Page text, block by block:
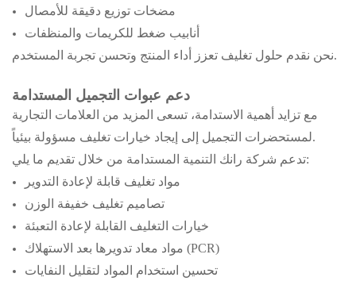
مضخات توزيع دقيقة للأمصال
أنابيب ضغط للكريمات والمنظفات
نحن نقدم حلول تغليف تعزز أداء المنتج وتحسن تجربة المستخدم.
دعم عبوات التجميل المستدامة
مع تزايد أهمية الاستدامة، تسعى المزيد من العلامات التجارية
لمستحضرات التجميل إلى إيجاد خيارات تغليف مسؤولة بيئياً.
تدعم شركة رانك التنمية المستدامة من خلال تقديم ما يلي:
مواد تغليف قابلة لإعادة التدوير
تصاميم تغليف خفيفة الوزن
خيارات التغليف القابلة لإعادة التعبئة
مواد معاد تدويرها بعد الاستهلاك (PCR)
تحسين استخدام المواد لتقليل النفايات